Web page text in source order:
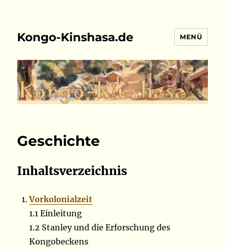
Kongo-Kinshasa.de MENÜ
Geschichte
Inhaltsverzeichnis
Vorkolonialzeit
1.1 Einleitung
1.2 Stanley und die Erforschung des
Kongobeckens